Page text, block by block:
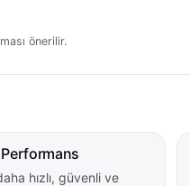
önerilir.
hızlı, güvenli ve